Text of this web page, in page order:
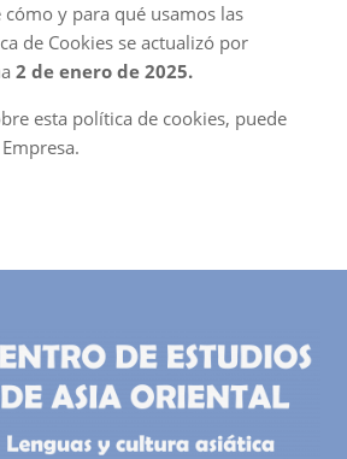
y para qué usamos las
de Cookies se actualizó por
2 de enero de 2025.
esta política de cookies, puede